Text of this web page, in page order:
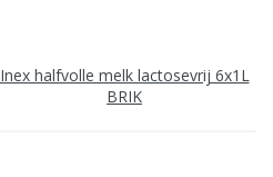
Inex halfvolle melk lactosevrij 6x1L
BRIK